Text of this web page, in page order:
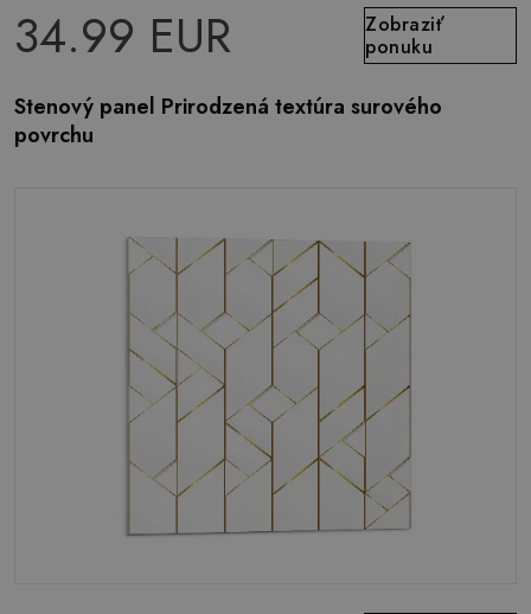
34.99 EUR
Zobraziť
ponuku
Stenový panel Prirodzená textúra surového
povrchu